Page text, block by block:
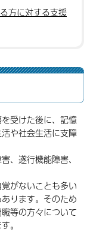
方に対する支援
受けた後に、記憶
や社会生活に支障
、遂行機能障害、
がないことも多い
ります。そのため
等の方々について
。